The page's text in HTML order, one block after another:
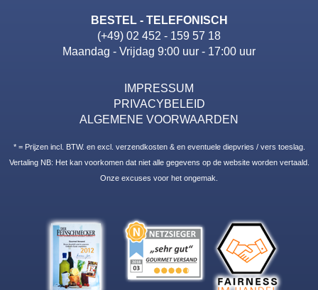
BESTEL - TELEFONISCH
(+49) 02 452 - 159 57 18
Maandag - Vrijdag 9:00 uur - 17:00 uur
IMPRESSUM
PRIVACYBELEID
ALGEMENE VOORWAARDEN
* = Prijzen incl. BTW. en excl. verzendkosten & en eventuele diepvries / vers toeslag.
Vertaling NB: Het kan voorkomen dat niet alle gegevens op de website worden vertaald.
Onze excuses voor het ongemak.